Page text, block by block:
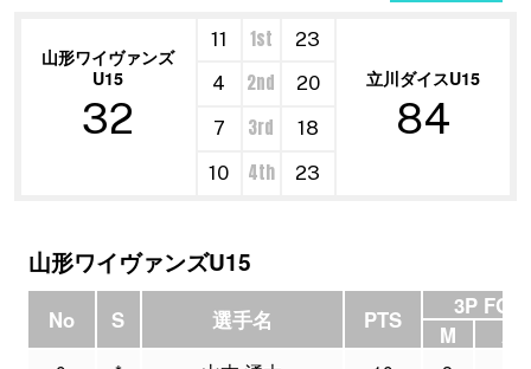
山形ワイヴァンズ
U15
32
11 1st
23
立川ダイスU15
84
4 2nd
20
7
3rd
18
10
4th 23
山形ワイヴァンズU15
No S 選手名 PTS
3P FG
M
A